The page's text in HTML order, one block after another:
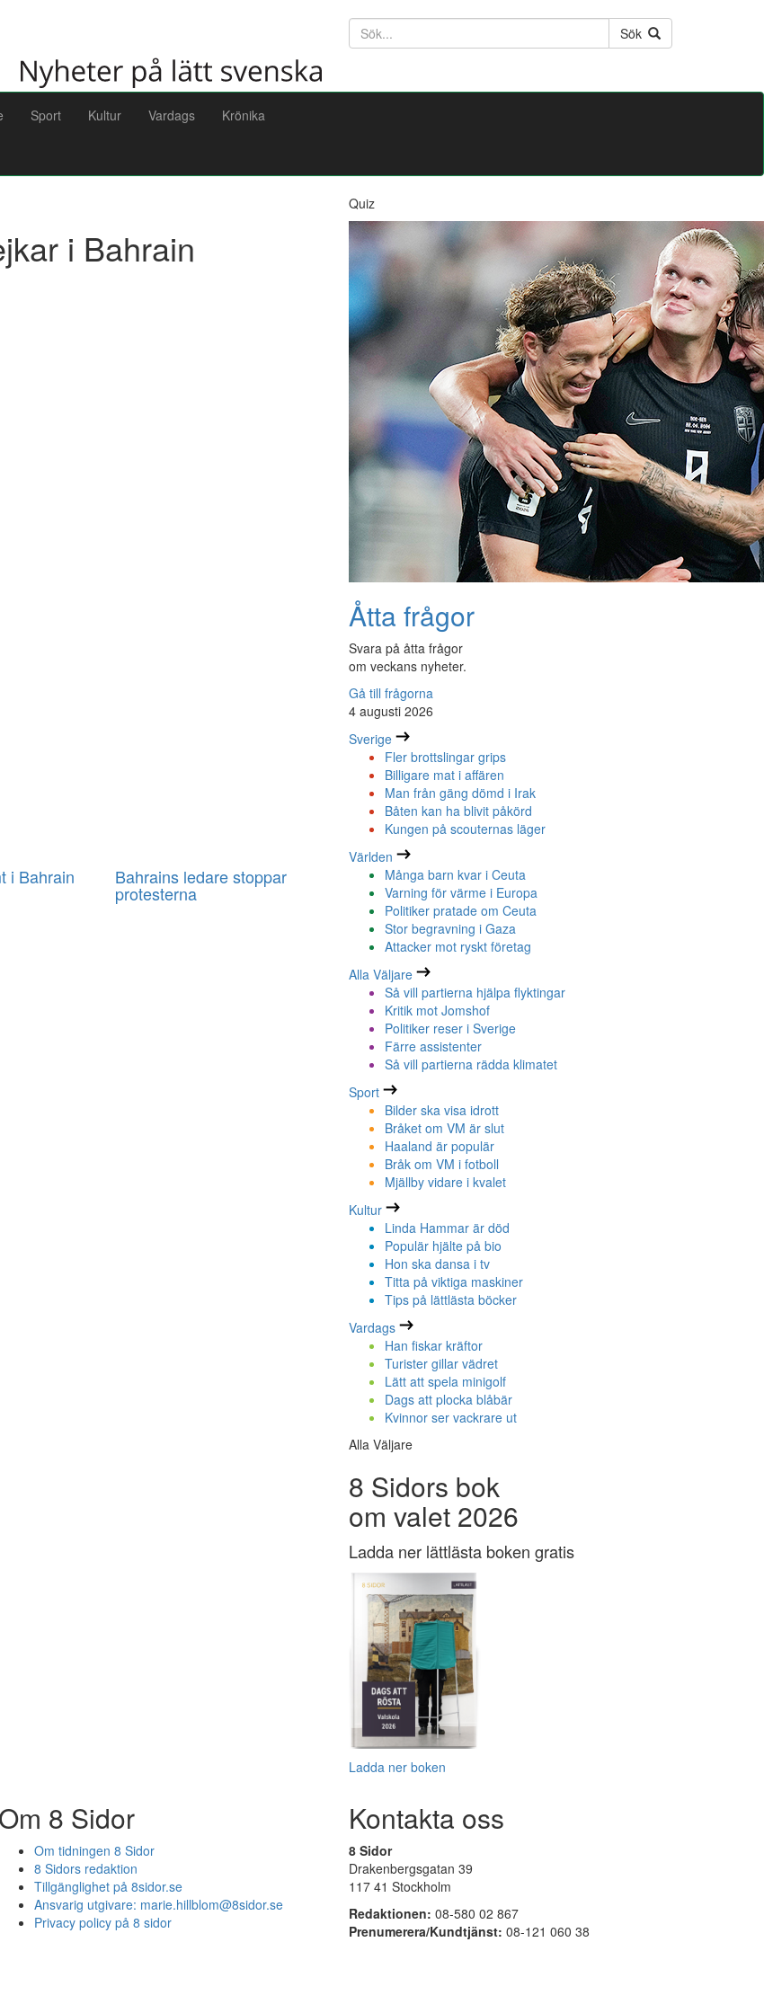
Söktext
Sök
Sport Kultur Vardags Krönika
i Bahrain
i Bahrain Bahrains ledare stoppar
protesterna
Quiz
Åtta frågor
Svara på åtta frågor
om veckans nyheter.
Gå till frågorna
4 augusti 2026
Sverige
Fler brottslingar grips
Billigare mat i affären
Man från gäng dömd i Irak
Båten kan ha blivit påkörd
Kungen på scouternas läger
Världen
Många barn kvar i Ceuta
Varning för värme i Europa
Politiker pratade om Ceuta
Stor begravning i Gaza
Attacker mot ryskt företag
Alla Väljare
Så vill partierna hjälpa flyktingar
Kritik mot Jomshof
Politiker reser i Sverige
Färre assistenter
Så vill partierna rädda klimatet
Sport
Bilder ska visa idrott
Bråket om VM är slut
Haaland är populär
Bråk om VM i fotboll
Mjällby vidare i kvalet
Kultur
Linda Hammar är död
Populär hjälte på bio
Hon ska dansa i tv
Titta på viktiga maskiner
Tips på lättlästa böcker
Vardags
Han fiskar kräftor
Turister gillar vädret
Lätt att spela minigolf
Dags att plocka blåbär
Kvinnor ser vackrare ut
Alla Väljare
8 Sidors bok
om valet 2026
Ladda ner lättlästa boken gratis
Ladda ner boken
Om 8 Sidor
Om tidningen 8 Sidor
8 Sidors redaktion
Tillgänglighet på 8sidor.se
Ansvarig utgivare: marie.hillblom@8sidor.se
Privacy policy på 8 sidor
Kontakta oss
8 Sidor
Drakenbergsgatan 39
117 41 Stockholm
Redaktionen: 08-580 02 867
Prenumerera/Kundtjänst: 08-121 060 38